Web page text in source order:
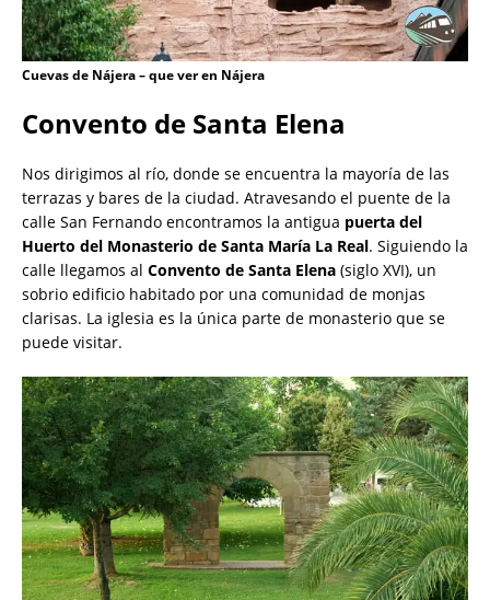
Cuevas de Nájera – que ver en Nájera
Convento de Santa Elena
Nos dirigimos al río, donde se encuentra la mayoría de las
terrazas y bares de la ciudad. Atravesando el puente de la
calle San Fernando encontramos la antigua puerta del
Huerto del Monasterio de Santa María La Real. Siguiendo la
calle llegamos al Convento de Santa Elena (siglo XVI), un
sobrio edificio habitado por una comunidad de monjas
clarisas. La iglesia es la única parte de monasterio que se
puede visitar.